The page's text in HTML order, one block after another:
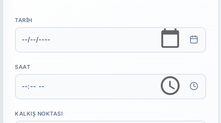
KALKIŞ NOKTASI
TARIH
SAAT